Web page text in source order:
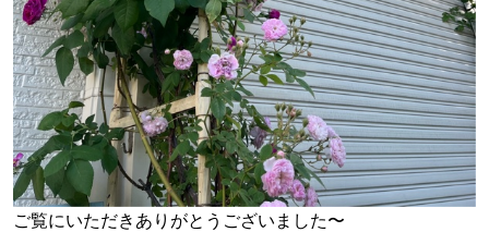
ご覧にいただきありがとうございました〜